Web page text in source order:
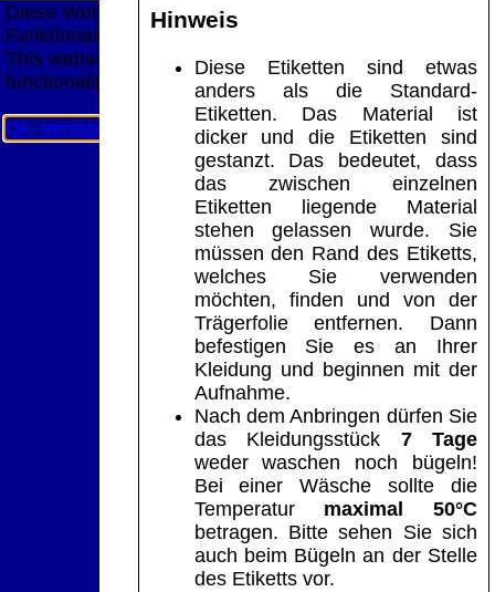
Hinweis
Diese Etiketten sind etwas
anders als die Standard-
Etiketten. Das Material ist
dicker und die Etiketten sind
gestanzt. Das bedeutet, dass
das zwischen einzelnen
Etiketten liegende Material
stehen gelassen wurde. Sie
müssen den Rand des Etiketts,
welches Sie verwenden
möchten, finden und von der
Trägerfolie entfernen. Dann
befestigen Sie es an Ihrer
Kleidung und beginnen mit der
Aufnahme.
Nach dem Anbringen dürfen Sie
das Kleidungsstück 7 Tage
weder waschen noch bügeln!
Bei einer Wäsche sollte die
Temperatur maximal 50°C
betragen. Bitte sehen Sie sich
auch beim Bügeln an der Stelle
des Etiketts vor.
Diese Website nutzt Cookies, um bestmögliche
Funktionalität bieten zu können.
This website uses cookies to provide the best possible
functionality.
Ok, verstanden Mehr Infos